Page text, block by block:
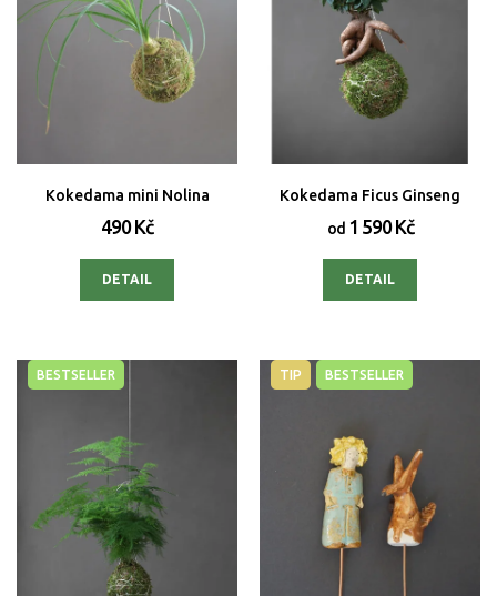
Kokedama mini Nolina
490 Kč
DETAIL
Kokedama Ficus Ginseng
od1 590 Kč
DETAIL
BESTSELLER TIP BESTSELLER